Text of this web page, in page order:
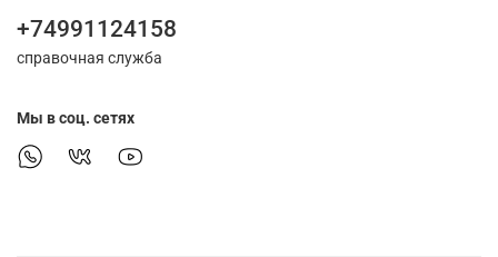
+74991124158
справочная служба
Мы в соц. сетях